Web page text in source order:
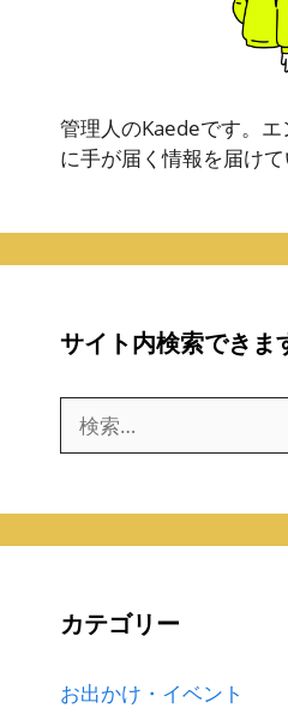
管理人のKaedeです。
に手が届く情報を届けて
サイト内検索できま
索:
カテゴリー
お出かけ・イベント